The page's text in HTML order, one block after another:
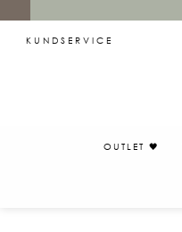
KUNDSERVICE
OUTLET 🖤